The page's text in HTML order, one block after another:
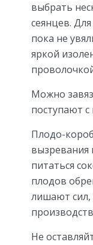
выбрать
сеянцев.
пока не
яркой
Можно
поступают
Плодо-
вызревания
питаться
плодов
лишают сил,
Не